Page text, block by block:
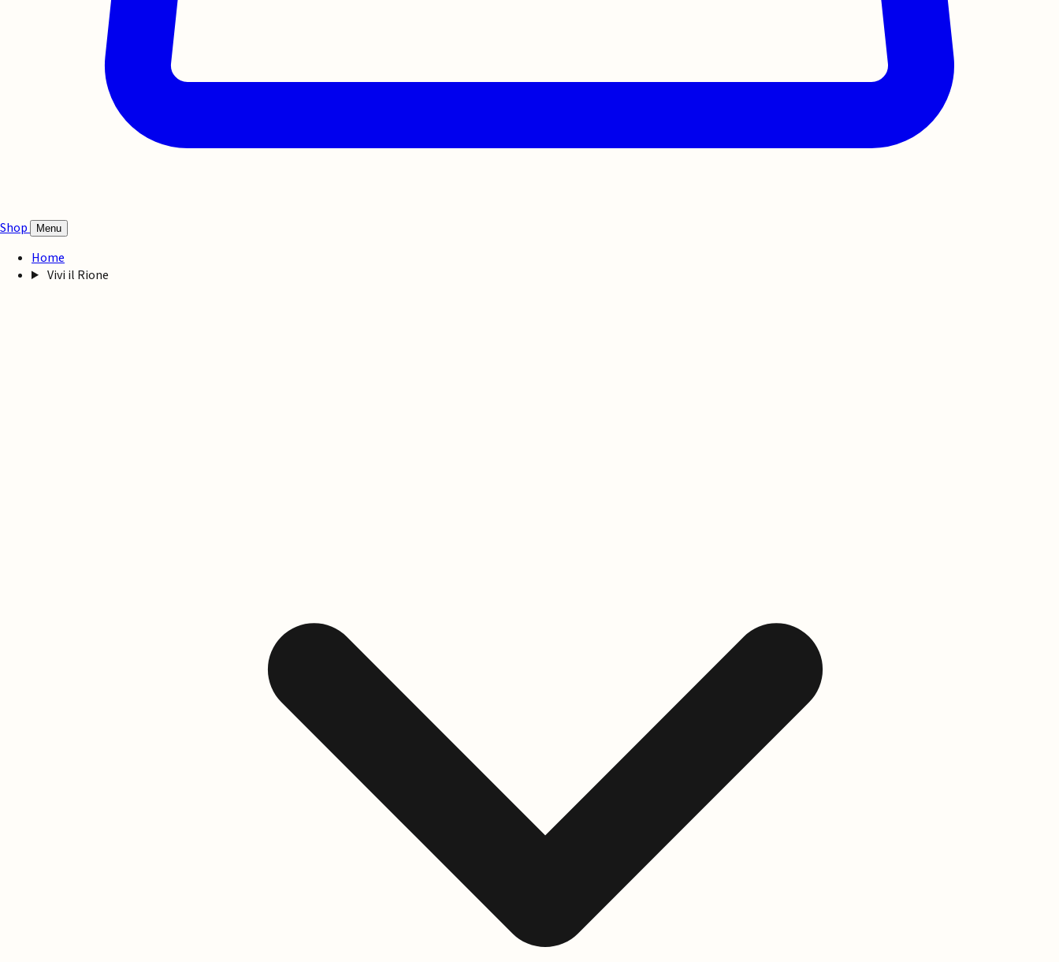
Shop Menu
Home
Vivi il Rione